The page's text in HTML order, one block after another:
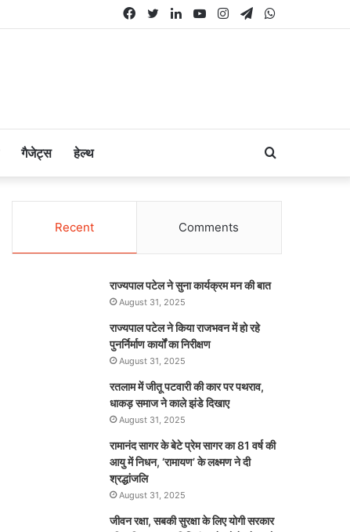
Telegram
Instagram
YouTube
LinkedIn
Twitter
Facebook
गैजेट्स हेल्थ Search
for
Recent Comments
राज्यपाल पटेल ने सुना कार्यक्रम मन की बात
August 31, 2025
राज्यपाल पटेल ने किया राजभवन में हो रहे
पुनर्निर्माण कार्यों का निरीक्षण
August 31, 2025
रतलाम में जीतू पटवारी की कार पर पथराव,
धाकड़ समाज ने काले झंडे दिखाए
August 31, 2025
रामानंद सागर के बेटे प्रेम सागर का 81 वर्ष की
आयु में निधन, ‘रामायण’ के लक्ष्मण ने दी
श्रद्धांजलि
August 31, 2025
जीवन रक्षा, सबकी सुरक्षा के लिए योगी सरकार